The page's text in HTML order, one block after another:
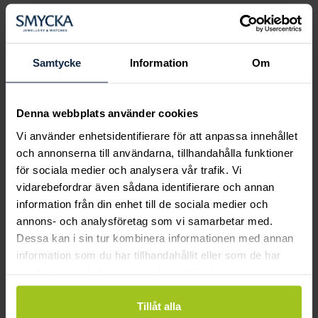
Samtycke Information Om
Denna webbplats använder cookies
Vi använder enhetsidentifierare för att anpassa innehållet
och annonserna till användarna, tillhandahålla funktioner
för sociala medier och analysera vår trafik. Vi
vidarebefordrar även sådana identifierare och annan
information från din enhet till de sociala medier och
annons- och analysföretag som vi samarbetar med.
Dessa kan i sin tur kombinera informationen med annan
information som du har tillhandahållit eller som de har
Tillåt alla
Ava Jewels
Pixie ring Blå topas VG
Pris:15 360 kr
15 360 kr
Ava Jewels
Pixie Citrin ring 18K
Pris:12 890 kr
12 890 kr